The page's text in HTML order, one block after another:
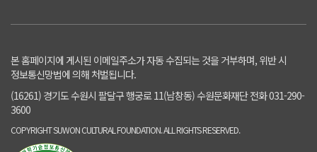
본 홈페이지에 게시된 이메일주소가 자동 수집되는 것을 거부하며, 위반 시
정보통신망법에 의해 처벌됩니다.
(16261) 경기도 수원시 팔달구 행궁로 11(남창동) 수원문화재단 전화 031-290-
3600
COPYRIGHT SUWON CULTURAL FOUNDATION. ALL RIGHTS RESERVED.